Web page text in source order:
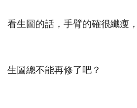
看生圖的話，手臂的確很纖瘦
生圖總不能再修了吧？